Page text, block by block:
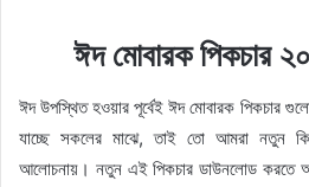
ঈদ মোবারক পিকচার
ঈদ উপস্থিত হওয়ার পূর্বেই ঈদ মোবারক পিকচার
যাচ্ছে সকলের মাঝে, তাই তো আমরা নতুন
আলোচনায়। নতুন এই পিকচার ডাউনলোড করতে